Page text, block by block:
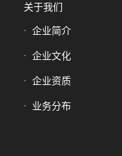
关于我们
企业简介
企业文化
企业资质
业务分布